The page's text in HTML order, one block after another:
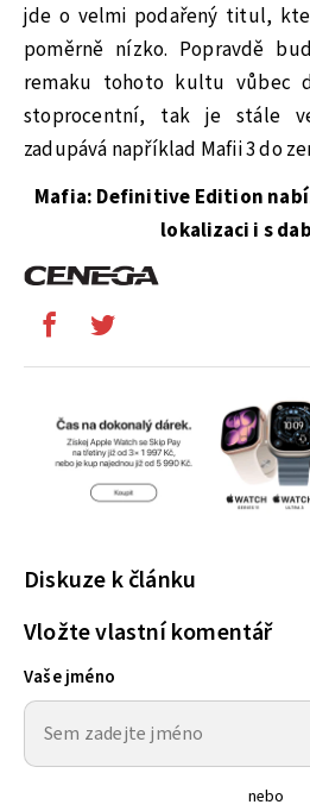
jde o velmi podařený titul,
poměrně nízko. Popravdě
remaku tohoto kultu vůbec
stoprocentní, tak je stále
zadupává například Mafii 3 do
Mafia: Definitive Edition
lokalizaci i s
Diskuze k článku
Vložte vlastní komentář
Vaše jméno
nebo